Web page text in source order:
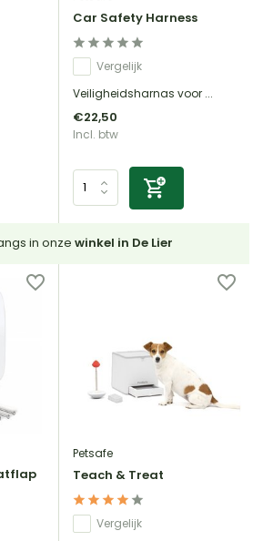
Car Safety Harness
Vergelijk
Veiligheidsharnas voor ...
€22,50
Incl. btw
in onze winkel in De Lier
Petsafe
Teach & Treat
Vergelijk